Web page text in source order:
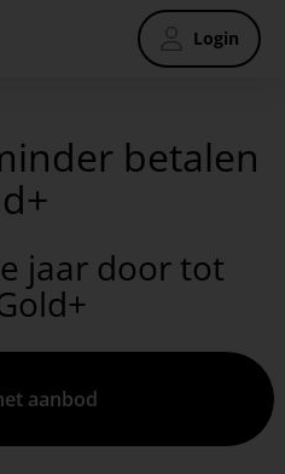
Login
betalen
jaar door tot
aanbod